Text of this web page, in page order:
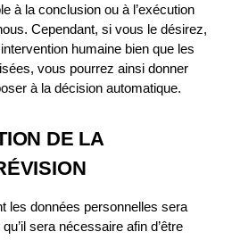
à la conclusion ou à l’exécution
Cependant, si vous le désirez,
humaine bien que les
vous pourrez ainsi donner
à la décision automatique.
DE LA
les données personnelles sera
sera nécessaire afin d’être